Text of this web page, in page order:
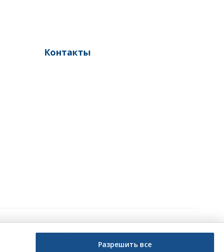
Контакты
Фарм-студия №1 в рунете
Разрешить все